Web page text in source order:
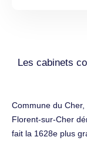
Les cabinets
Commune du
Florent-sur-Cher
fait la 1628e plus